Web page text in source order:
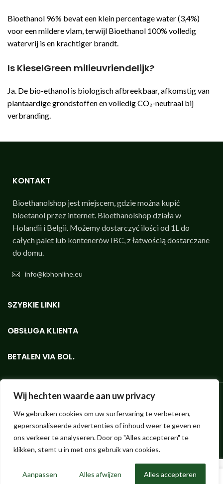
Wij hechten waarde aan uw privacy
We gebruiken cookies om uw surfervaring te verbeteren,
gepersonaliseerde advertenties of inhoud weer te geven en
ons verkeer te analyseren. Door op "Alles accepteren" te
klikken, stemt u in met ons gebruik van cookies.
Aanpassen Alles afwijzen Alles accepteren
Bioethanol 96% bevat een klein percentage water (3,4%)
voor een mildere vlam, terwijl Bioethanol 100% volledig
watervrij is en krachtiger brandt.
Is KieselGreen milieuvriendelijk?
Ja. De bio-ethanol is biologisch afbreekbaar, afkomstig van
plantaardige grondstoffen en volledig CO₂-neutraal bij
verbranding.
KONTAKT
Bioethanolshop jest miejscem, gdzie można kupić
bioetanol przez internet. Bioethanolshop działa w
Holandii i Belgii. Możemy dostarczyć ilości od 1L do
całych palet lub kontenerów IBC, z łatwością dostarczane
do domu.
info@kbhonline.eu
SZYBKIE LINKI
OBSŁUGA KLIENTA
BETALEN VIA BOL.
Bioethanolshop - sklep internetowy z najwyższej jakości bioetanolem
KieselGreen w małych i dużych ilościach.
Hendrik ter Kuilestraat 173 (brak sklepu, odbiór nie jest możliwy!) |
| ©2023 Bioethanolshop, część KBH BV